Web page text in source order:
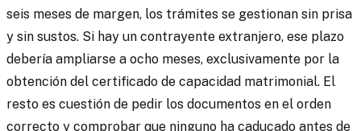
seis meses de margen, los trámites se gestionan sin prisa
y sin sustos. Si hay un contrayente extranjero, ese plazo
debería ampliarse a ocho meses, exclusivamente por la
obtención del certificado de capacidad matrimonial. El
resto es cuestión de pedir los documentos en el orden
correcto y comprobar que ninguno ha caducado antes de